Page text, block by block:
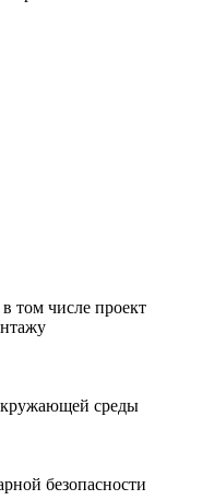
том числе проект
среды
безопасности